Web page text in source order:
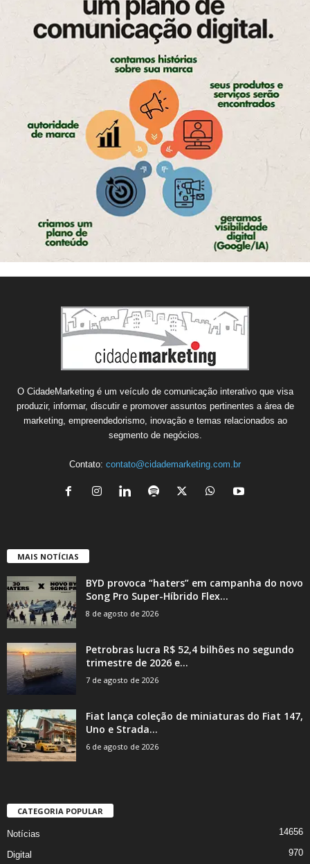
O CidadeMarketing é um veículo de comunicação interativo que visa
produzir, informar, discutir e promover assuntos pertinentes a área de
marketing, empreendedorismo, inovação e temas relacionados ao
segmento de negócios.
Contato: contato@cidademarketing.com.br
MAIS NOTÍCIAS
BYD provoca “haters” em campanha do novo
Song Pro Super-Híbrido Flex...
8 de agosto de 2026
Petrobras lucra R$ 52,4 bilhões no segundo
trimestre de 2026 e...
7 de agosto de 2026
Fiat lança coleção de miniaturas do Fiat 147,
Uno e Strada...
6 de agosto de 2026
CATEGORIA POPULAR
Notícias 14656
Digital 970